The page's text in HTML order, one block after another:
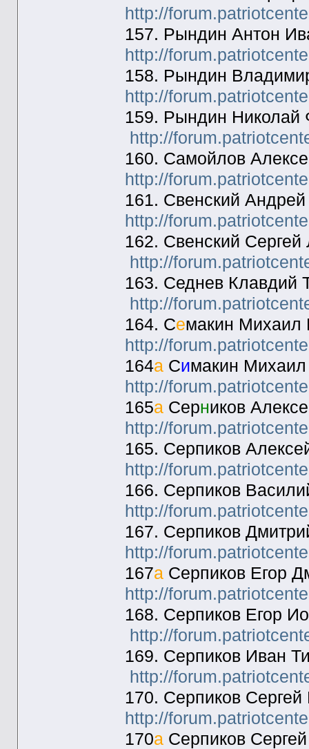
http://
157. Рындин Антон
http://
158. Рындин
http://
159. Рындин
http://
160. Самойлов
http://
161. Свенский
http://
162. Свенский
http://
163. Седнев
http://
164. Семакин
http://
164аСимакин
http://
165аСерников
http://
165. Серпиков
http://
166. Серпиков
http://
167. Серпиков
http://
167аСерпиков Егор
http://
168. Серпиков Егор
http://
169. Серпиков Иван
http://
170. Серпиков Сергей
http://
170аСерпиков